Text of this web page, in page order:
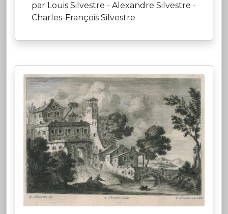
par Louis Silvestre - Alexandre Silvestre -
Charles-François Silvestre